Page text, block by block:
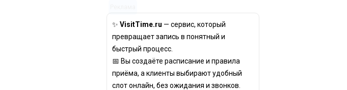
✨ VisitTime.ru — сервис, который
превращает запись в понятный и
быстрый процесс.
📅 Вы создаёте расписание и правила
приёма, а клиенты выбирают удобный
слот онлайн, без ожидания и звонков.